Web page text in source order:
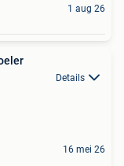
1 aug 26
Details
16 mei 26